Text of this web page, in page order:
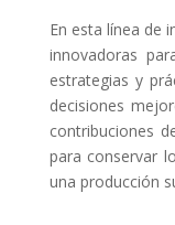
En esta línea de
innovadoras
estrategias y
decisiones
contribuciones
para conservar
una producción